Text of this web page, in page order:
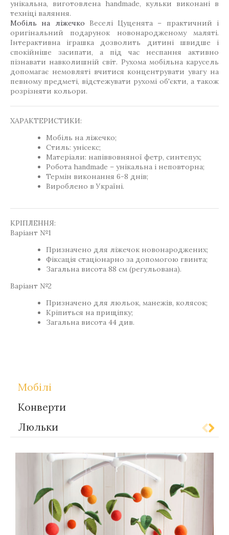
унікальна, виготовлена handmade, кульки виконані в
техніці валяння.
Мобіль на ліжечко Веселі Цуценята – практичний і
оригінальний подарунок новонародженому маляті.
Інтерактивна іграшка дозволить дитині швидше і
спокійніше засипати, а під час неспання активно
пізнавати навколишній світ. Рухома мобільна карусель
допомагає немовляті вчитися концентрувати увагу на
певному предметі, відстежувати рухомі об'єкти, а також
розрізняти кольори.
ХАРАКТЕРИСТИКИ:
Мобіль на ліжечко;
Стиль: унісекс;
Матеріали: напіввовняної фетр, синтепух;
Робота handmade – унікальна і неповторна;
Термін виконання 6-8 днів;
Вироблено в Україні.
КРІПЛЕННЯ:
Варіант №1
Призначено для ліжечок новонароджених;
Фіксація стаціонарно за допомогою гвинта;
Загальна висота 88 см (регульована).
Варіант №2
Призначено для люльок, манежів, колясок;
Кріпиться на прищіпку;
Загальна висота 44 див.
Мобілі
Конверти
Люльки